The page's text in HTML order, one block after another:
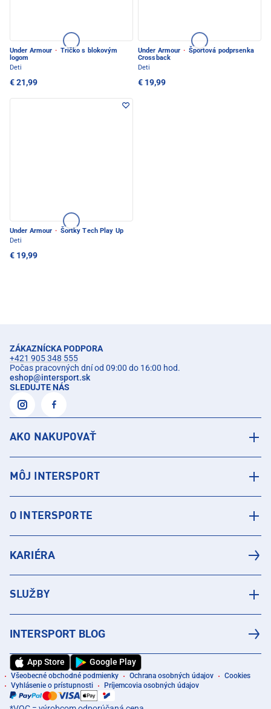
Under Armour · Tričko s blokovým
logom
Deti
€ 21,99
Under Armour · Športová podprsenka
Crossback
Deti
€ 19,99
Under Armour · Šortky Tech Play Up
Deti
€ 19,99
ZÁKAZNÍCKA PODPORA
+421 905 348 555
Počas pracovných dní od 09:00 do 16:00 hod.
eshop@intersport.sk
SLEDUJTE NÁS
AKO NAKUPOVAŤ
MÔJ INTERSPORT
O INTERSPORTE
KARIÉRA
SLUŽBY
INTERSPORT BLOG
App Store Google Play
Všeobecné obchodné podmienky Ochrana osobných údajov
Cookies
Vyhlásenie o prístupnosti
Príjemcovia osobných údajov